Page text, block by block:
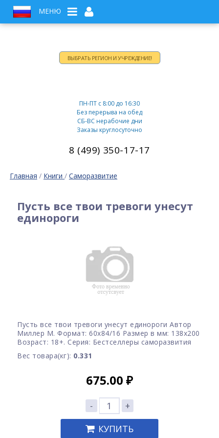
МЕНЮ
ВЫБРАТЬ РЕГИОН И УЧРЕЖДЕНИЕ!
ПН-ПТ c 8:00 до 16:30
Без перерыва на обед
СБ-ВС нерабочие дни
Заказы круглосуточно
8 (499) 350-17-17
Главная / Книги / Саморазвитие
Пусть все твои тревоги унесут
единороги
Пусть все твои тревоги унесут единороги Автор
Миллер М. Формат: 60x84/16 Размер в мм: 138х200
Возраст: 18+. Серия: Бестселлеры саморазвития
Вес товара(кг): 0.331
675.00 ₽
-
+
КУПИТЬ